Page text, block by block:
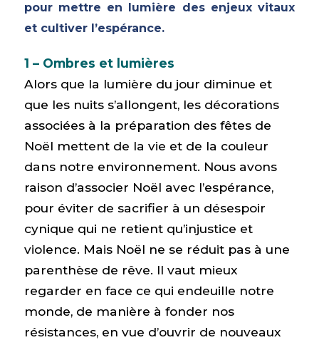
pour mettre en lumière des enjeux vitaux
et cultiver l’espérance.
1 – Ombres et lumières
Alors que la lumière du jour diminue et
que les nuits s’allongent, les décorations
associées à la préparation des fêtes de
Noël mettent de la vie et de la couleur
dans notre environnement. Nous avons
raison d’associer Noël avec l’espérance,
pour éviter de sacrifier à un désespoir
cynique qui ne retient qu’injustice et
violence. Mais Noël ne se réduit pas à une
parenthèse de rêve. Il vaut mieux
regarder en face ce qui endeuille notre
monde, de manière à fonder nos
résistances, en vue d’ouvrir de nouveaux